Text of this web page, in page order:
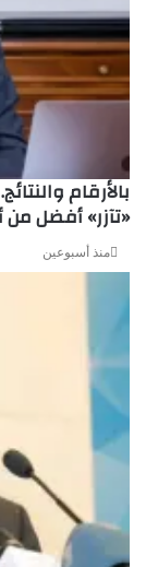
بالأرقام
«تآزر» أفضل من
منذ أسبوعين